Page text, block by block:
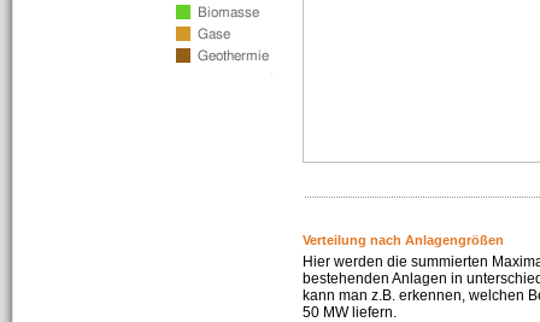
Verteilung nach Anlagengrößen
Hier werden die summierten
bestehenden Anlagen in
kann man z.B. erkennen, welchen
50 MW liefern.